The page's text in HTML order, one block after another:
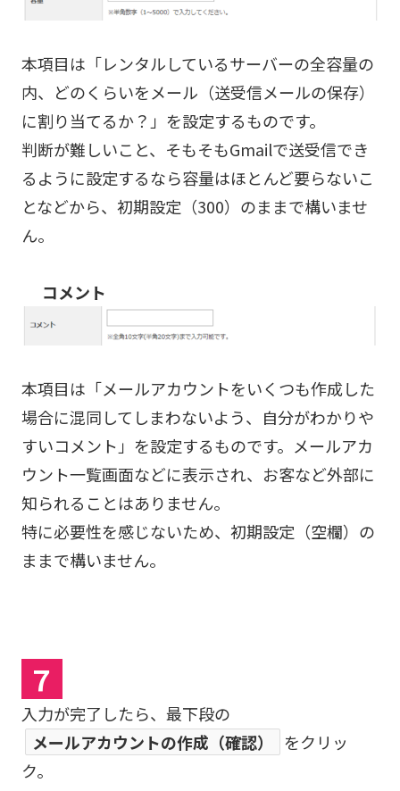
本項目は「レンタルしているサーバーの全容量の
内、どのくらいをメール（送受信メールの保存）
に割り当てるか？」を設定するものです。
判断が難しいこと、そもそもGmailで送受信でき
るように設定するなら容量はほとんど要らないこ
となどから、初期設定（300）のままで構いませ
ん。
コメント
本項目は「メールアカウントをいくつも作成した
場合に混同してしまわないよう、自分がわかりや
すいコメント」を設定するものです。メールアカ
ウント一覧画面などに表示され、お客など外部に
知られることはありません。
特に必要性を感じないため、初期設定（空欄）の
ままで構いません。
７
入力が完了したら、最下段の
メールアカウントの作成（確認）
をクリッ
ク。